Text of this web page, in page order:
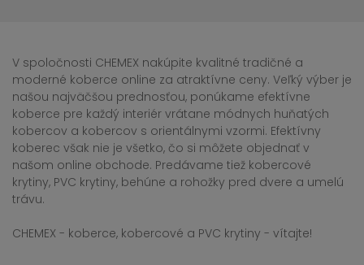
V spoločnosti CHEMEX nakúpite kvalitné tradičné a
moderné koberce online za atraktívne ceny. Veľký výber je
našou najväčšou prednosťou, ponúkame efektívne
koberce pre každý interiér vrátane módnych huňatých
kobercov a kobercov s orientálnymi vzormi. Efektívny
koberec však nie je všetko, čo si môžete objednať v
našom online obchode. Predávame tiež kobercové
krytiny, PVC krytiny, behúne a rohožky pred dvere a umelú
trávu.
CHEMEX - koberce, kobercové a PVC krytiny - vítajte!